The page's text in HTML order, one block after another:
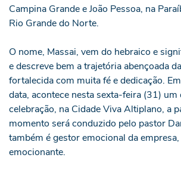
Campina Grande e João Pessoa, na
Rio Grande do Norte.
O nome, Massai, vem do hebraico e
e descreve bem a trajetória abençoada
fortalecida com muita fé e dedicação.
data, acontece nesta sexta-feira (31) um
celebração, na Cidade Viva Altiplano, a
momento será conduzido pelo pastor
também é gestor emocional da
emocionante.